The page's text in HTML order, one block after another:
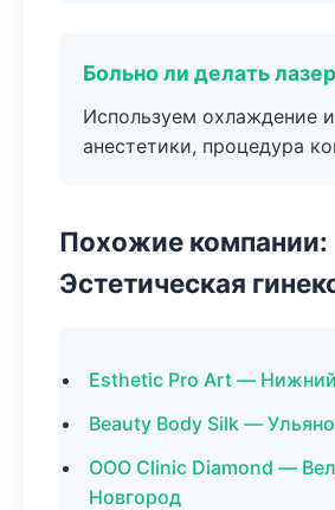
Больно ли делать
Используем охлаждение и
анестетики, процедура
Похожие компании:
Эстетическая
Esthetic Pro Art —
Beauty Body Silk —
ООО Clinic Diamond —
Новгород